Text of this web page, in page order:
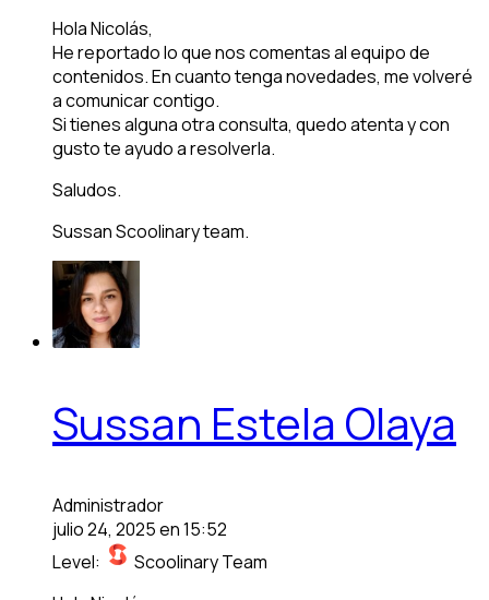
Hola Nicolás,
He reportado lo que nos comentas al equipo de
contenidos. En cuanto tenga novedades, me volveré
a comunicar contigo.
Si tienes alguna otra consulta, quedo atenta y con
gusto te ayudo a resolverla.
Saludos.
Sussan Scoolinary team.
Sussan Estela Olaya
Administrador
julio 24, 2025 en 15:52
Level:
Scoolinary Team